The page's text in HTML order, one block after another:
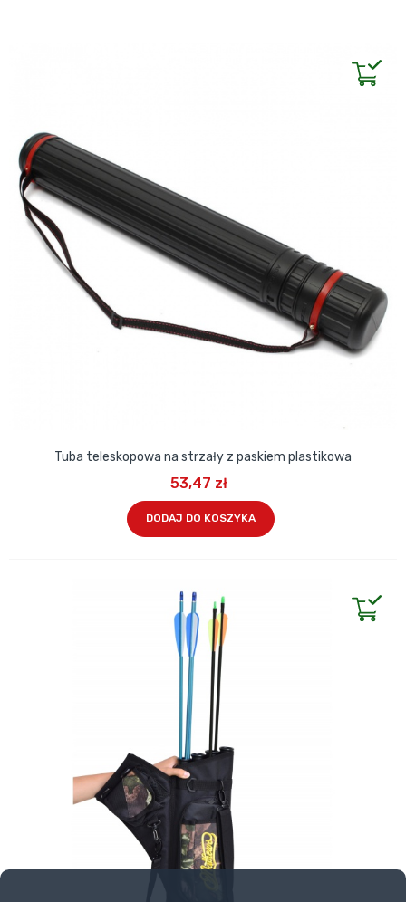
Tuba teleskopowa na strzały z paskiem plastikowa
53,47 zł
DODAJ DO KOSZYKA